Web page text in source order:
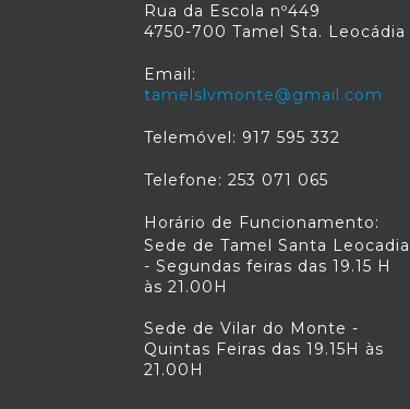
Rua da Escola nº449
4750-700 Tamel Sta. Leocádia
Email:
tamelslvmonte@gmail.com
Telemóvel: 917 595 332
Telefone: 253 071 065
Horário de Funcionamento:
Sede de Tamel Santa Leocadia
- Segundas feiras das 19.15 H
às 21.00H
Sede de Vilar do Monte -
Quintas Feiras das 19.15H às
21.00H